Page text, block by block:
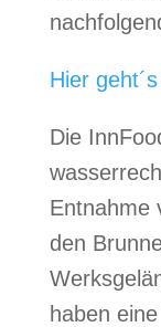
Hier
Die
Entnahme
den
haben